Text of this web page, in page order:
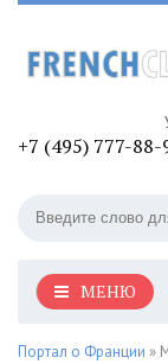
+7 (495) 777-88-
МЕНЮ
Портал о Франции »